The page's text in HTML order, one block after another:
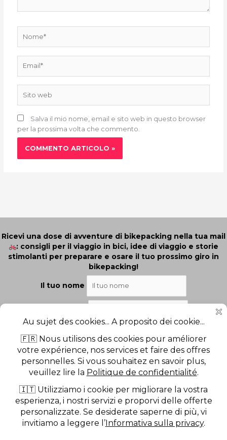
web
Salva il mio nome, email e sito web in questo browser
per la prossima volta che commento.
Ricevi una dose di avventure di bikepacking nella tua mail
: consigli per il viaggio in bici, idee di viaggio e storie
stimolanti per preparare e osare il tuo prossimo giro in
bikepacking!
Il tuo nome
Informativa sulla privacy